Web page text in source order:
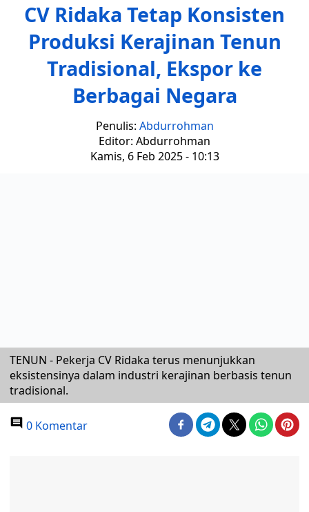
CV Ridaka Tetap Konsisten
Produksi Kerajinan Tenun
Tradisional, Ekspor ke
Berbagai Negara
Penulis: Abdurrohman
Editor: Abdurrohman
Kamis, 6 Feb 2025 - 10:13
TENUN - Pekerja CV Ridaka terus menunjukkan
eksistensinya dalam industri kerajinan berbasis tenun
tradisional.
0 Komentar